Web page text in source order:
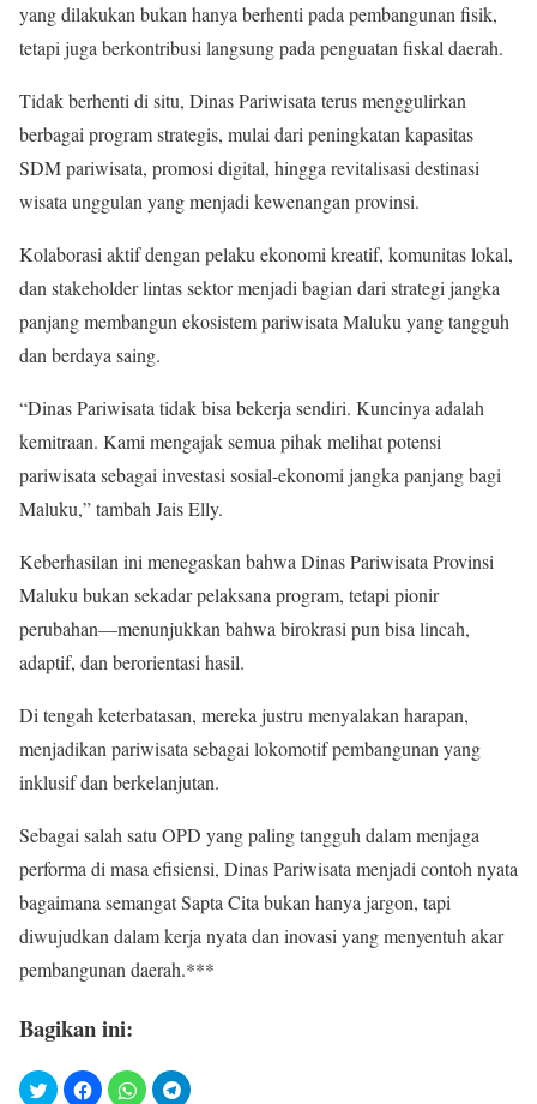
yang dilakukan bukan hanya berhenti pada pembangunan fisik,
tetapi juga berkontribusi langsung pada penguatan fiskal daerah.
Tidak berhenti di situ, Dinas Pariwisata terus menggulirkan
berbagai program strategis, mulai dari peningkatan kapasitas
SDM pariwisata, promosi digital, hingga revitalisasi destinasi
wisata unggulan yang menjadi kewenangan provinsi.
Kolaborasi aktif dengan pelaku ekonomi kreatif, komunitas lokal,
dan stakeholder lintas sektor menjadi bagian dari strategi jangka
panjang membangun ekosistem pariwisata Maluku yang tangguh
dan berdaya saing.
“Dinas Pariwisata tidak bisa bekerja sendiri. Kuncinya adalah
kemitraan. Kami mengajak semua pihak melihat potensi
pariwisata sebagai investasi sosial-ekonomi jangka panjang bagi
Maluku,” tambah Jais Elly.
Keberhasilan ini menegaskan bahwa Dinas Pariwisata Provinsi
Maluku bukan sekadar pelaksana program, tetapi pionir
perubahan—menunjukkan bahwa birokrasi pun bisa lincah,
adaptif, dan berorientasi hasil.
Di tengah keterbatasan, mereka justru menyalakan harapan,
menjadikan pariwisata sebagai lokomotif pembangunan yang
inklusif dan berkelanjutan.
Sebagai salah satu OPD yang paling tangguh dalam menjaga
performa di masa efisiensi, Dinas Pariwisata menjadi contoh nyata
bagaimana semangat Sapta Cita bukan hanya jargon, tapi
diwujudkan dalam kerja nyata dan inovasi yang menyentuh akar
pembangunan daerah.***
Bagikan ini: